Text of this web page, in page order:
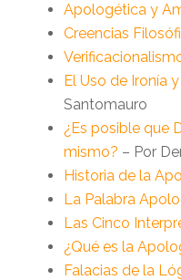
Apologética y
Creencias
El Uso de Ironía
Santomauro
¿Es posible que
mismo? – Por
Historia de la
La Palabra
Las Cinco
¿Qué es la
Falacias de la